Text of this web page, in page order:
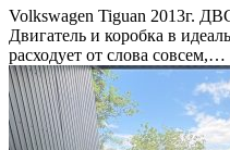
Volkswagen Tiguan 2013г.
Двигатель и коробка в
расходует от слова совсем,…